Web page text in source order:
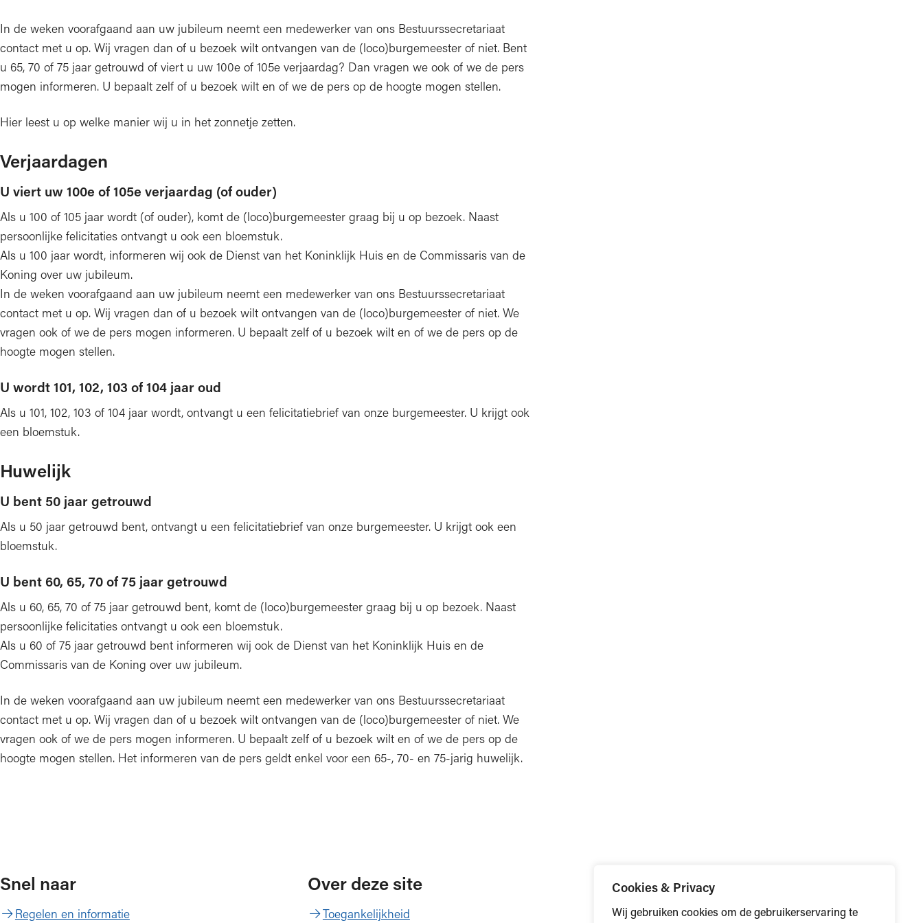
Cookies & Privacy
Wij gebruiken cookies om de gebruikerservaring te
In de weken voorafgaand aan uw jubileum neemt een medewerker van ons Bestuurssecretariaat
contact met u op. Wij vragen dan of u bezoek wilt ontvangen van de (loco)burgemeester of niet. Bent
u 65, 70 of 75 jaar getrouwd of viert u uw 100e of 105e verjaardag? Dan vragen we ook of we de pers
mogen informeren. U bepaalt zelf of u bezoek wilt en of we de pers op de hoogte mogen stellen.
Hier leest u op welke manier wij u in het zonnetje zetten.
Verjaardagen
U viert uw 100e of 105e verjaardag (of ouder)
Als u 100 of 105 jaar wordt (of ouder), komt de (loco)burgemeester graag bij u op bezoek. Naast
persoonlijke felicitaties ontvangt u ook een bloemstuk.
Als u 100 jaar wordt, informeren wij ook de Dienst van het Koninklijk Huis en de Commissaris van de
Koning over uw jubileum.
In de weken voorafgaand aan uw jubileum neemt een medewerker van ons Bestuurssecretariaat
contact met u op. Wij vragen dan of u bezoek wilt ontvangen van de (loco)burgemeester of niet. We
vragen ook of we de pers mogen informeren. U bepaalt zelf of u bezoek wilt en of we de pers op de
hoogte mogen stellen.
U wordt 101, 102, 103 of 104 jaar oud
Als u 101, 102, 103 of 104 jaar wordt, ontvangt u een felicitatiebrief van onze burgemeester. U krijgt ook
een bloemstuk.
Huwelijk
U bent 50 jaar getrouwd
Als u 50 jaar getrouwd bent, ontvangt u een felicitatiebrief van onze burgemeester. U krijgt ook een
bloemstuk.
U bent 60, 65, 70 of 75 jaar getrouwd
Als u 60, 65, 70 of 75 jaar getrouwd bent, komt de (loco)burgemeester graag bij u op bezoek. Naast
persoonlijke felicitaties ontvangt u ook een bloemstuk.
Als u 60 of 75 jaar getrouwd bent informeren wij ook de Dienst van het Koninklijk Huis en de
Commissaris van de Koning over uw jubileum.
In de weken voorafgaand aan uw jubileum neemt een medewerker van ons Bestuurssecretariaat
contact met u op. Wij vragen dan of u bezoek wilt ontvangen van de (loco)burgemeester of niet. We
vragen ook of we de pers mogen informeren. U bepaalt zelf of u bezoek wilt en of we de pers op de
hoogte mogen stellen. Het informeren van de pers geldt enkel voor een 65-, 70- en 75-jarig huwelijk.
Snel naar
Regelen en informatie
Over deze site
Toegankelijkheid
Volg ons